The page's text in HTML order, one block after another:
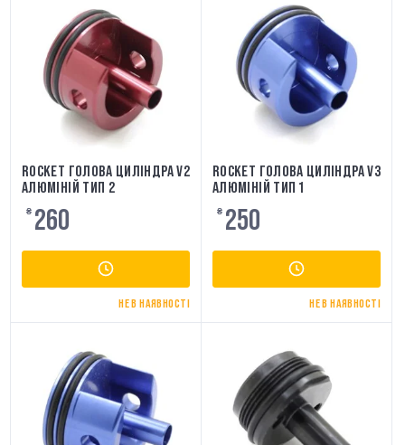
ROCKET ГОЛОВА ЦИЛІНДРА V2
АЛЮМІНІЙ ТИП 2
₴ 260
НЕ В НАЯВНОСТІ
ROCKET ГОЛОВА ЦИЛІНДРА V3
АЛЮМІНІЙ ТИП 1
₴ 250
НЕ В НАЯВНОСТІ